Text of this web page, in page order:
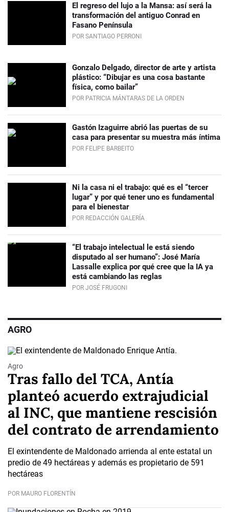
El regreso del lujo a la Mansa: así será la
transformación del antiguo Conrad en
Fasano Península
POR SANTIAGO PERRONI
Gonzalo Delgado, director de arte y artista
plástico: “Dibujar es una cosa bastante
física, como bailar”
POR PATRICIA MÁNTARAS DE LA ORDEN
Gastón Izaguirre abrió las puertas de su
casa para presentar su muestra más íntima
POR FELIPE BARBEITO
Ni la casa ni el trabajo: qué es el “tercer
lugar” y por qué tener uno es fundamental
para el bienestar
POR REDACCIÓN GALERÍA
“El trabajo intelectual le está siendo
disputado al ser humano”: José María
Lassalle explica por qué cree que la IA ya
está cambiando las reglas
POR JOSÉ FRUGONI
AGRO
Agro
Tras fallo del TCA, Antía
planteó acuerdo extrajudicial
al INC, que mantiene rescisión
del contrato de arrendamiento
El exintendente de Maldonado arrienda al ente estatal un
predio de 49 hectáreas y además es propietario de 591
hectáreas
POR MAURO FLORENTÍN